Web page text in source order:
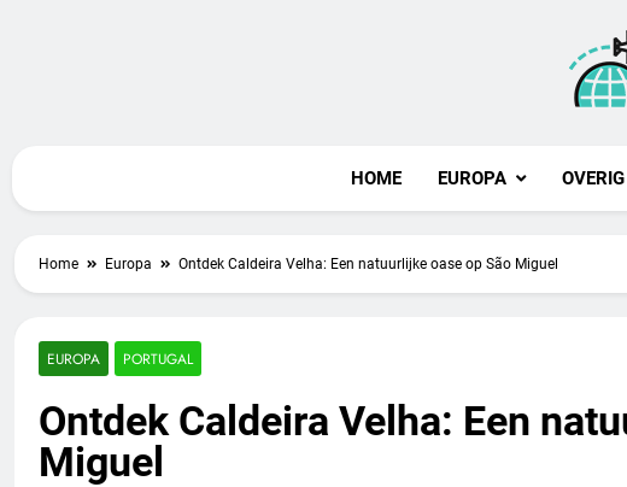
HOME EUROPA OVERIG
Home Europa Ontdek Caldeira Velha: Een natuurlijke oase op São Miguel
EUROPA PORTUGAL
Ontdek Caldeira Velha: Een
Miguel